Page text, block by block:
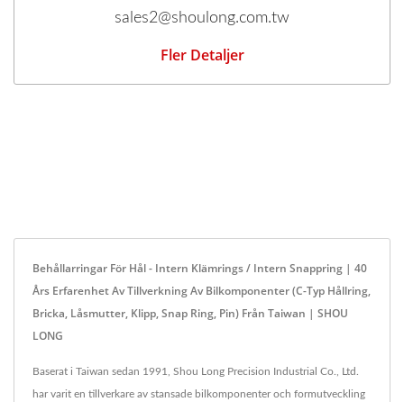
sales2@shoulong.com.tw
Fler Detaljer
Behållarringar För Hål - Intern Klämrings / Intern Snappring | 40
Års Erfarenhet Av Tillverkning Av Bilkomponenter (C-Typ Hållring,
Bricka, Låsmutter, Klipp, Snap Ring, Pin) Från Taiwan | SHOU
LONG
Baserat i Taiwan sedan 1991, Shou Long Precision Industrial Co., Ltd.
har varit en tillverkare av stansade bilkomponenter och formutveckling